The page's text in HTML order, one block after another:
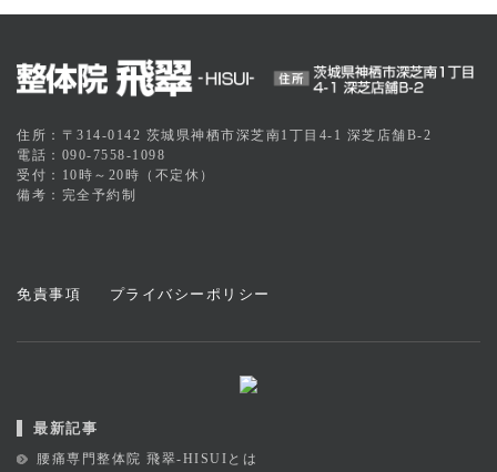
住所：〒314-0142 茨城県神栖市深芝南1丁目4-1 深芝店舗B-2
電話：090-7558-1098
受付：10時～20時（不定休）
備考：完全予約制
免責事項 プライバシーポリシー
最新記事
腰痛専門整体院 飛翠-HISUIとは